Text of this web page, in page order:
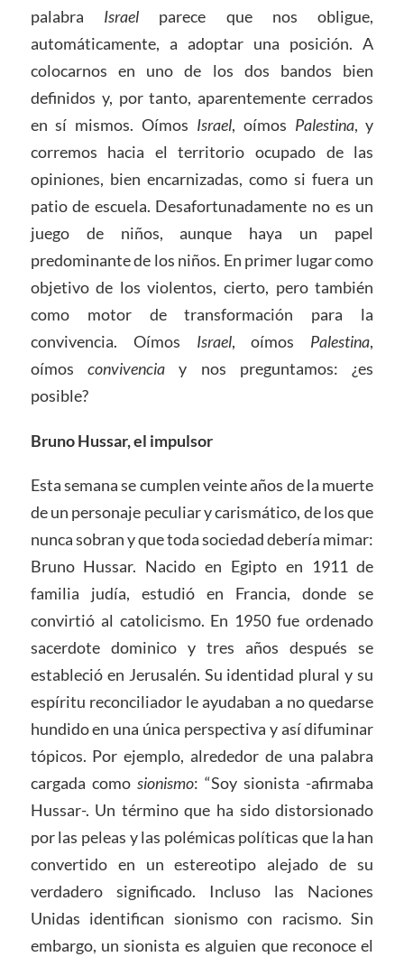
palabra Israel parece que nos obligue,
automáticamente, a adoptar una posición. A
colocarnos en uno de los dos bandos bien
definidos y, por tanto, aparentemente cerrados
en sí mismos. Oímos Israel, oímos Palestina, y
corremos hacia el territorio ocupado de las
opiniones, bien encarnizadas, como si fuera un
patio de escuela. Desafortunadamente no es un
juego de niños, aunque haya un papel
predominante de los niños. En primer lugar como
objetivo de los violentos, cierto, pero también
como motor de transformación para la
convivencia. Oímos Israel, oímos Palestina,
oímos convivenciay nos preguntamos: ¿es
posible?
Bruno Hussar, el impulsor
Esta semana se cumplen veinte años de la muerte
de un personaje peculiar y carismático, de los que
nunca sobran y que toda sociedad debería mimar:
Bruno Hussar. Nacido en Egipto en 1911 de
familia judía, estudió en Francia, donde se
convirtió al catolicismo. En 1950 fue ordenado
sacerdote dominico y tres años después se
estableció en Jerusalén. Su identidad plural y su
espíritu reconciliador le ayudaban a no quedarse
hundido en una única perspectiva y así difuminar
tópicos. Por ejemplo, alrededor de una palabra
cargada como sionismo: “Soy sionista -afirmaba
Hussar-. Un término que ha sido distorsionado
por las peleas y las polémicas políticas que la han
convertido en un estereotipo alejado de su
verdadero significado. Incluso las Naciones
Unidas identifican sionismo con racismo. Sin
embargo, un sionista es alguien que reconoce el